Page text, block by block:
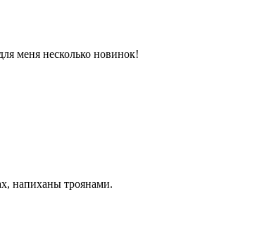
меня несколько новинок!
напиханы троянами.